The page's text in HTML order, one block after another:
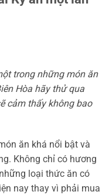
trong những món ăn
Hòa hãy thử qua
cảm thấy không bao
ăn khá nổi bật và
Không chỉ có hương
loại thức ăn có
nay thay vì phải mua